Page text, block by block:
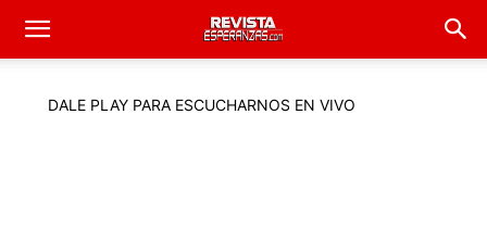
DALE PLAY PARA ESCUCHARNOS EN VIVO